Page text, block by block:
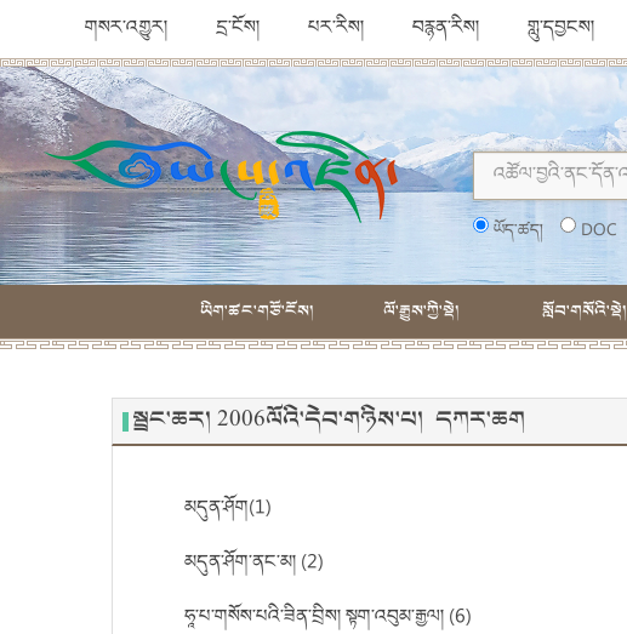
གསར་འགྱུར། དྲ་ངོས། པར་རིས། བརྙན་རིས། གླུ་དབྱངས།
ཡོད་ཚད། DOC
ཡིག་ཚང་གཙོ་ངོས། ལོ་རྒྱུས་ཀྱི་སྡེ། སློབ་གསོའི་སྡེ།
སྦྲང་ཆར། 2006ལོའི་དེབ་གཉིས་པ། དཀར་ཆག
མདུན་ཤོག(1)
མདུན་ཤོག་ནང་མ། (2)
ཧཱ་པ་གསོས་པའི་ཟིན་བྲིས། སྟག་འབུམ་རྒྱལ། (6)